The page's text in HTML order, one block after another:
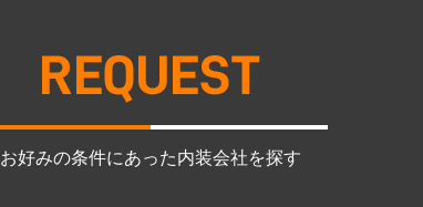
お好みの条件にあった内装会社を探す